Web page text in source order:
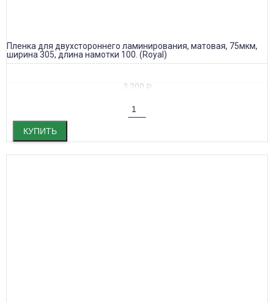
Пленка для двухстороннего ламинирования, матовая, 75мкм,
ширина 305, длина намотки 100. (Royal)
3 200 ₽
КУПИТЬ